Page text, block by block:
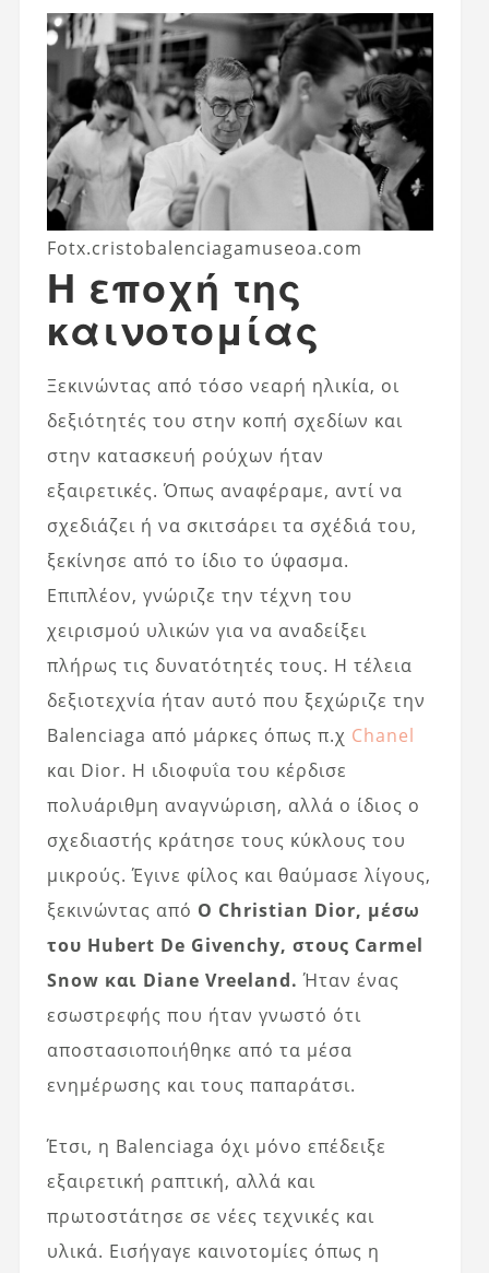
Fotx.cristobalenciagamuseoa.com
Η εποχή της
καινοτομίας
Ξεκινώντας από τόσο νεαρή ηλικία, οι
δεξιότητές του στην κοπή σχεδίων και
στην κατασκευή ρούχων ήταν
εξαιρετικές. Όπως αναφέραμε, αντί να
σχεδιάζει ή να σκιτσάρει τα σχέδιά του,
ξεκίνησε από το ίδιο το ύφασμα.
Επιπλέον, γνώριζε την τέχνη του
χειρισμού υλικών για να αναδείξει
πλήρως τις δυνατότητές τους. Η τέλεια
δεξιοτεχνία ήταν αυτό που ξεχώριζε την
Balenciaga από μάρκες όπως π.χ Chanel
και Dior. Η ιδιοφυΐα του κέρδισε
πολυάριθμη αναγνώριση, αλλά ο ίδιος ο
σχεδιαστής κράτησε τους κύκλους του
μικρούς. Έγινε φίλος και θαύμασε λίγους,
ξεκινώντας από Ο Christian Dior, μέσω
του Hubert De Givenchy, στους Carmel
Snow και Diane Vreeland. Ήταν ένας
εσωστρεφής που ήταν γνωστό ότι
αποστασιοποιήθηκε από τα μέσα
ενημέρωσης και τους παπαράτσι.
Έτσι, η Balenciaga όχι μόνο επέδειξε
εξαιρετική ραπτική, αλλά και
πρωτοστάτησε σε νέες τεχνικές και
υλικά. Εισήγαγε καινοτομίες όπως η